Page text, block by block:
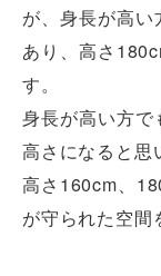
が、身長が高
あり、高さ
す。
身長が高い方
高さになると思
高さ160cm、
が守られた空間